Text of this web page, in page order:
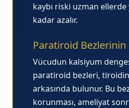
kaybı riski uzman
kadar azalır.
Paratiroid Bezlerinin
Vücudun kalsiyum
paratiroid bezleri,
arkasında bulunur. Bu
korunması, ameliyat